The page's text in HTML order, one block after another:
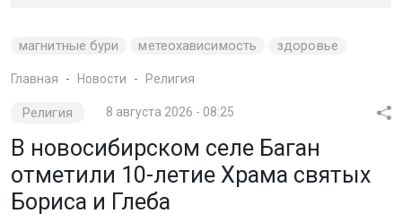
магнитные бури метеохависимость здоровье
Главная Новости Религия
Религия 8 августа 2026 - 08:25
В новосибирском селе Баган
отметили 10-летие Храма святых
Бориса и Глеба